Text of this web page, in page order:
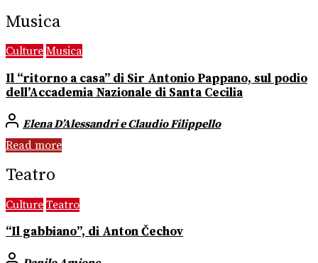
Musica
Culture Musica
Il “ritorno a casa” di Sir Antonio Pappano, sul podio
dell’Accademia Nazionale di Santa Cecilia
Elena D’Alessandri e Claudio Filippello
Read more
Teatro
Culture Teatro
“Il gabbiano”, di Anton Čechov